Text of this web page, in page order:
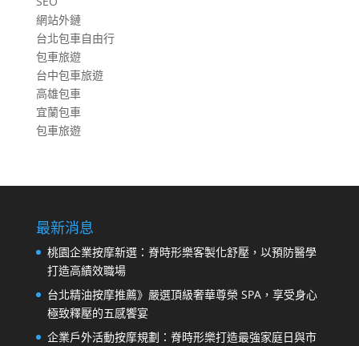
網站外鏈
台北包車自由行
包車旅遊
台中包車旅遊
高雄包車
宜蘭包車
包車旅遊
最新消息
桃園企業按摩新選：脊時形樂客製化舒壓，以預防醫學
打造高績效職場
台北精油按摩推薦》嚴選頂級奢華尊榮 SPA，享受身心
極致釋壓的五感饗宴
企業戶外活動按摩規劃：脊時形樂打造最強家庭日與市